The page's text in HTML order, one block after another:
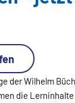
der Wilhelm
die